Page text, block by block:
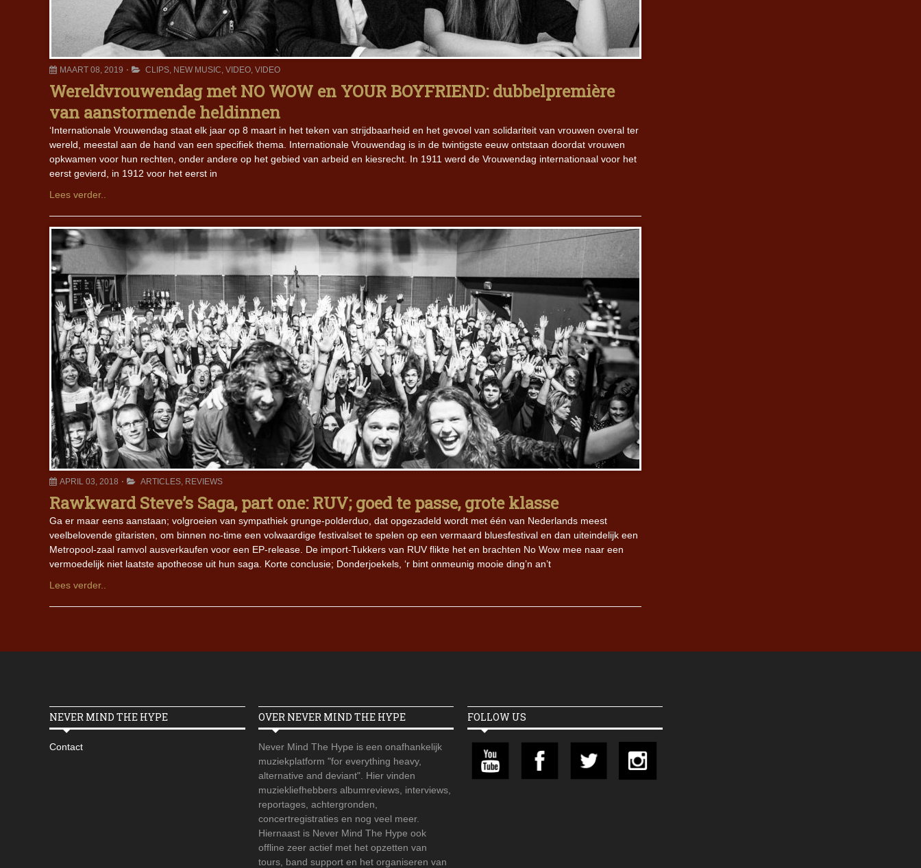
MAART 08, 2019 CLIPS, NEW MUSIC, VIDEO, VIDEO
Wereldvrouwendag met NO WOW en YOUR BOYFRIEND: dubbelpremière
van aanstormende heldinnen
‘Internationale Vrouwendag staat elk jaar op 8 maart in het teken van strijdbaarheid en het gevoel van solidariteit van vrouwen overal ter
wereld, meestal aan de hand van een specifiek thema. Internationale Vrouwendag is in de twintigste eeuw ontstaan doordat vrouwen
opkwamen voor hun rechten, onder andere op het gebied van arbeid en kiesrecht. In 1911 werd de Vrouwendag internationaal voor het
eerst gevierd, in 1912 voor het eerst in
Lees verder..
APRIL 03, 2018 ARTICLES, REVIEWS
Rawkward Steve’s Saga, part one: RUV; goed te passe, grote klasse
Ga er maar eens aanstaan; volgroeien van sympathiek grunge-polderduo, dat opgezadeld wordt met één van Nederlands meest
veelbelovende gitaristen, om binnen no-time een volwaardige festivalset te spelen op een vermaard bluesfestival en dan uiteindelijk een
Metropool-zaal ramvol ausverkaufen voor een EP-release. De import-Tukkers van RUV flikte het en brachten No Wow mee naar een
vermoedelijk niet laatste apotheose uit hun saga. Korte conclusie; Donderjoekels, ‘r bint onmeunig mooie ding’n an’t
Lees verder..
NEVER MIND THE HYPE
Contact
OVER NEVER MIND THE HYPE
Never Mind The Hype is een onafhankelijk
muziekplatform "for everything heavy,
alternative and deviant". Hier vinden
muziekliefhebbers albumreviews, interviews,
reportages, achtergronden,
concertregistraties en nog veel meer.
Hiernaast is Never Mind The Hype ook
offline zeer actief met het opzetten van
tours, band support en het organiseren van
FOLLOW US